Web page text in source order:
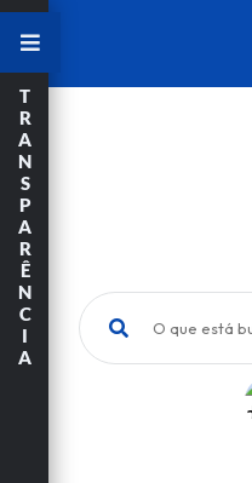
O que está buscando?
T
R
A
N
S
P
A
R
Ê
N
C
I
A